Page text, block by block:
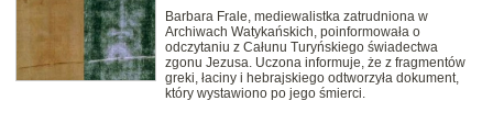
Barbara Frale, mediewalistka zatrudniona w
Archiwach Watykańskich, poinformowała o
odczytaniu z Całunu Turyńskiego świadectwa
zgonu Jezusa. Uczona informuje, że z fragmentów
greki, łaciny i hebrajskiego odtworzyła dokument,
który wystawiono po jego śmierci.